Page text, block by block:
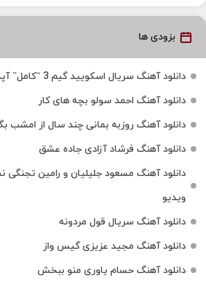
بزودی ها
دانلود آهنگ سریال اسکویید گیم 3 “کامل” آپدیت 2025
دانلود آهنگ احمد سولو بچه های کار
دانلود آهنگ روزبه بمانی چند سال از امشب
دانلود آهنگ فرشاد آزادی جاده عشق
ویدیو
دانلود آهنگ سریال قول مردونه
دانلود آهنگ مجید عزیزی گیس واز
دانلود آهنگ حسام یاوری منو ببخش